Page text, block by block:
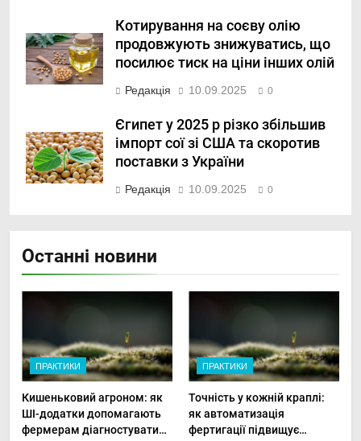
Котирування на соєву олію
продовжують знижуватись, що
посилює тиск на ціни інших олій
Редакція 10.09.2025 0
Єгипет у 2025 р різко збільшив
імпорт сої зі США та скоротив
поставки з України
Редакція 10.09.2025 0
Останні новини
ПРАКТИКИ
Кишеньковий агроном: як
ШІ-додатки допомагають
фермерам діагностувати
ПРАКТИКИ
Точність у кожній краплі:
як автоматизація
фертигації підвищує